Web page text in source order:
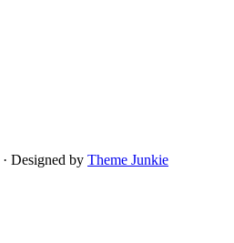
· Designed by Theme Junkie